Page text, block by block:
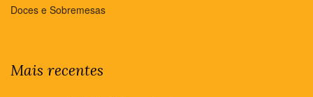
Doces e Sobremesas
Mais recentes